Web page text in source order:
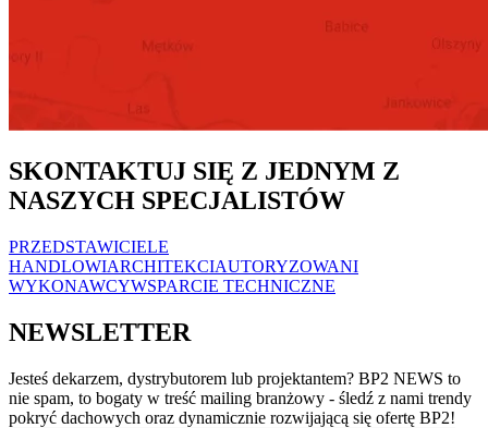
SKONTAKTUJ SIĘ Z JEDNYM Z
NASZYCH SPECJALISTÓW
PRZEDSTAWICIELE
HANDLOWIARCHITEKCIAUTORYZOWANI
WYKONAWCYWSPARCIE TECHNICZNE
NEWSLETTER
Jesteś dekarzem, dystrybutorem lub projektantem? BP2 NEWS to
nie spam, to bogaty w treść mailing branżowy - śledź z nami trendy
pokryć dachowych oraz dynamicznie rozwijającą się ofertę BP2!